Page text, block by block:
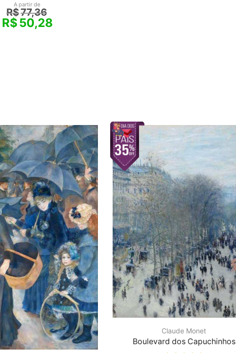
A partir de
R$77,36
R$50,28
Claude Monet
Boulevard dos Capuchinhos